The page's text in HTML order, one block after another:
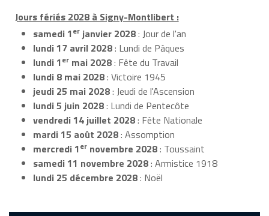
Jours fériés 2028 à Signy-Montlibert :
samedi 1er janvier 2028: Jour de l'an
lundi 17 avril 2028: Lundi de Pâques
lundi 1er mai 2028: Fête du Travail
lundi 8 mai 2028: Victoire 1945
jeudi 25 mai 2028: Jeudi de l'Ascension
lundi 5 juin 2028: Lundi de Pentecôte
vendredi 14 juillet 2028: Fête Nationale
mardi 15 août 2028: Assomption
mercredi 1er novembre 2028: Toussaint
samedi 11 novembre 2028: Armistice 1918
lundi 25 décembre 2028: Noël